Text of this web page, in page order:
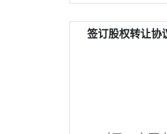
签订股权转让协